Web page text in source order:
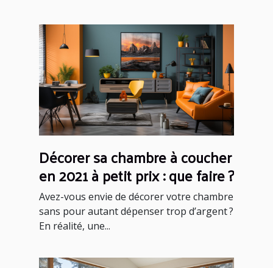
Décorer sa chambre à coucher
en 2021 à petit prix : que faire ?
Avez-vous envie de décorer votre chambre
sans pour autant dépenser trop d’argent ?
En réalité, une...